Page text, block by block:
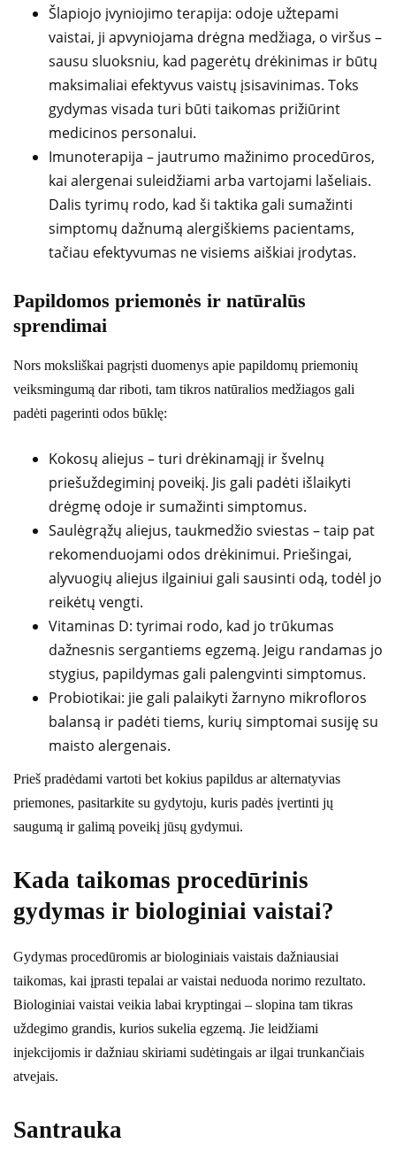
Šlapiojo įvyniojimo terapija: odoje užtepami
vaistai, ji apvyniojama drėgna medžiaga, o viršus –
sausu sluoksniu, kad pagerėtų drėkinimas ir būtų
maksimaliai efektyvus vaistų įsisavinimas. Toks
gydymas visada turi būti taikomas prižiūrint
medicinos personalui.
Imunoterapija – jautrumo mažinimo procedūros,
kai alergenai suleidžiami arba vartojami lašeliais.
Dalis tyrimų rodo, kad ši taktika gali sumažinti
simptomų dažnumą alergiškiems pacientams,
tačiau efektyvumas ne visiems aiškiai įrodytas.
Papildomos priemonės ir natūralūs
sprendimai
Nors moksliškai pagrįsti duomenys apie papildomų priemonių
veiksmingumą dar riboti, tam tikros natūralios medžiagos gali
padėti pagerinti odos būklę:
Kokosų aliejus – turi drėkinamąjį ir švelnų
priešuždegiminį poveikį. Jis gali padėti išlaikyti
drėgmę odoje ir sumažinti simptomus.
Saulėgrąžų aliejus, taukmedžio sviestas – taip pat
rekomenduojami odos drėkinimui. Priešingai,
alyvuogių aliejus ilgainiui gali sausinti odą, todėl jo
reikėtų vengti.
Vitaminas D: tyrimai rodo, kad jo trūkumas
dažnesnis sergantiems egzemą. Jeigu randamas jo
stygius, papildymas gali palengvinti simptomus.
Probiotikai: jie gali palaikyti žarnyno mikrofloros
balansą ir padėti tiems, kurių simptomai susiję su
maisto alergenais.
Prieš pradėdami vartoti bet kokius papildus ar alternatyvias
priemones, pasitarkite su gydytoju, kuris padės įvertinti jų
saugumą ir galimą poveikį jūsų gydymui.
Kada taikomas procedūrinis
gydymas ir biologiniai vaistai?
Gydymas procedūromis ar biologiniais vaistais dažniausiai
taikomas, kai įprasti tepalai ar vaistai neduoda norimo rezultato.
Biologiniai vaistai veikia labai kryptingai – slopina tam tikras
uždegimo grandis, kurios sukelia egzemą. Jie leidžiami
injekcijomis ir dažniau skiriami sudėtingais ar ilgai trunkančiais
atvejais.
Santrauka